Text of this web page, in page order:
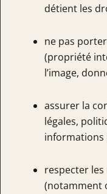
détient les
ne pas
(propriété
l’image,
assurer la
légales,
informations
respecter
(notamment